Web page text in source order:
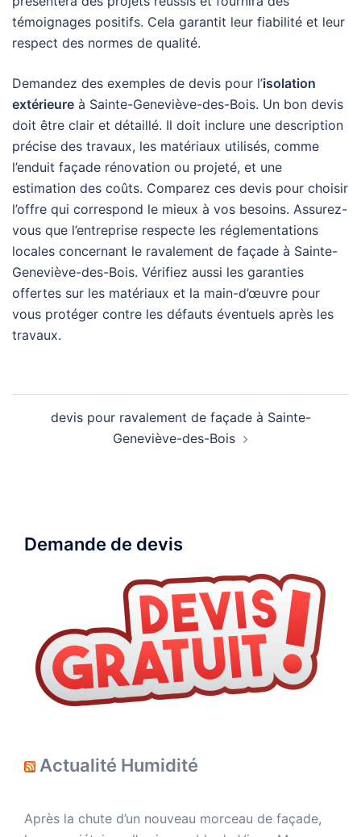
témoignages positifs. Cela garantit leur fiabilité et leur
respect des normes de qualité.
Demandez des exemples de devis pour l’isolation
extérieure à Sainte-Geneviève-des-Bois. Un bon devis
doit être clair et détaillé. Il doit inclure une description
précise des travaux, les matériaux utilisés, comme
l’enduit façade rénovation ou projeté, et une
estimation des coûts. Comparez ces devis pour choisir
l’offre qui correspond le mieux à vos besoins. Assurez-
vous que l’entreprise respecte les réglementations
locales concernant le ravalement de façade à Sainte-
Geneviève-des-Bois. Vérifiez aussi les garanties
offertes sur les matériaux et la main-d’œuvre pour
vous protéger contre les défauts éventuels après les
travaux.
d’article
devis pour ravalement de façade à Sainte-
Geneviève-des-Bois
Demande de devis
Actualité Humidité
Après la chute d’un nouveau morceau de façade,